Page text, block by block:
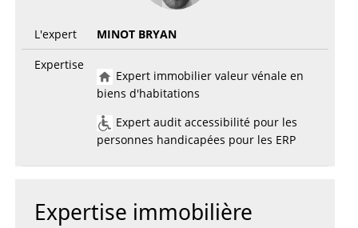
L'expert
MINOT BRYAN
Expertise
Expert immobilier valeur vénale en
biens d'habitations
Expert audit accessibilité pour les
personnes handicapées pour les ERP
Expertise immobilière